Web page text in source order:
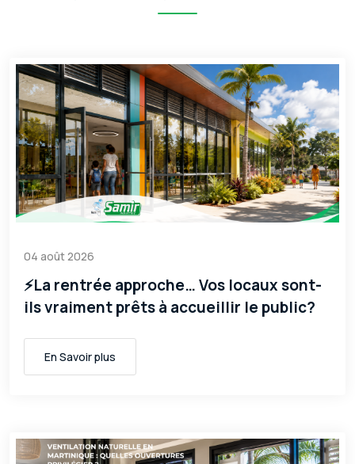
04 août 2026
⚡La rentrée approche… Vos locaux sont-
ils vraiment prêts à accueillir le public?
En Savoir plus